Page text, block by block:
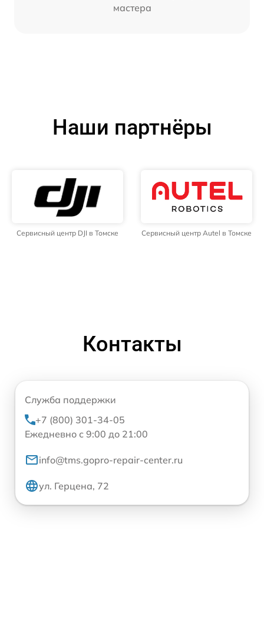
мастера
Наши партнёры
Сервисный центр DJI в Томске Сервисный центр Autel в Томске
Контакты
Служба поддержки
+7 (800) 301-34-05
Ежедневно с 9:00 до 21:00
info@tms.gopro-repair-center.ru
ул. Герцена, 72